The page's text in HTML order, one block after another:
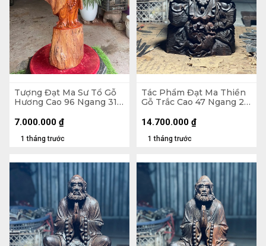
Tượng Đạt Ma Sư Tổ Gỗ
Hương Cao 96 Ngang 31
1 tháng trước
7.000.000 ₫
Tác Phẩm Đạt Ma Thiền
Gỗ Trắc Cao 47 Ngang 26
1 tháng trước
14.700.000 ₫